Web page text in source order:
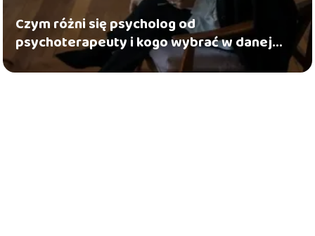
Czym różni się psycholog od
psychoterapeuty i kogo wybrać w danej
sytuacji?